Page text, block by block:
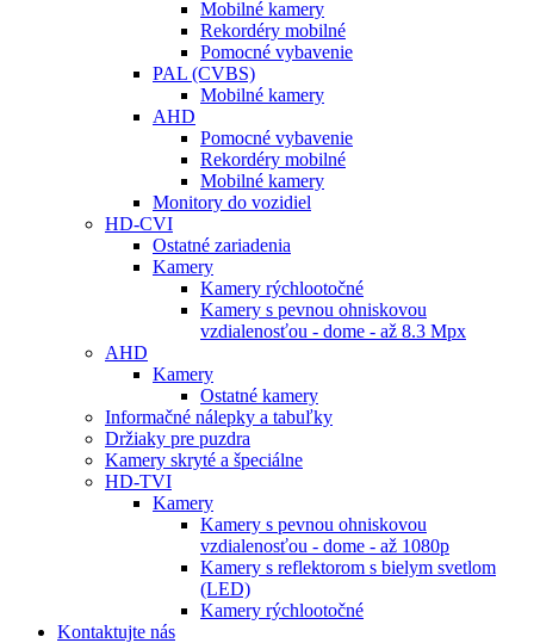
Mobilné kamery
Rekordéry mobilné
Pomocné vybavenie
PAL (CVBS)
Mobilné kamery
AHD
Pomocné vybavenie
Rekordéry mobilné
Mobilné kamery
Monitory do vozidiel
HD-CVI
Ostatné zariadenia
Kamery
Kamery rýchlootočné
Kamery s pevnou ohniskovou
vzdialenosťou - dome - až 8.3 Mpx
AHD
Kamery
Ostatné kamery
Informačné nálepky a tabuľky
Držiaky pre puzdra
Kamery skryté a špeciálne
HD-TVI
Kamery
Kamery s pevnou ohniskovou
vzdialenosťou - dome - až 1080p
Kamery s reflektorom s bielym svetlom
(LED)
Kamery rýchlootočné
Kontaktujte nás